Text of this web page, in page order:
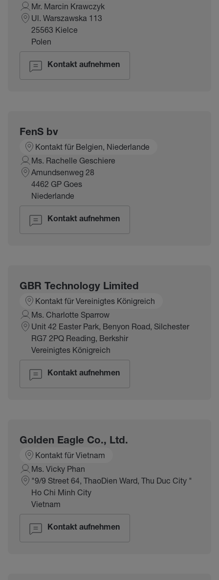
Mr. Marcin Krawczyk
Ul. Warszawska 113
25563 Kielce
Polen
Kontakt aufnehmen
FenS bv
Kontakt für Belgien, Niederlande
Ms. Rachelle Geschiere
Amundsenweg 28
4462 GP Goes
Niederlande
Kontakt aufnehmen
GBR Technology Limited
Kontakt für Vereinigtes Königreich
Ms. Charlotte Sparrow
Unit 42 Easter Park, Benyon Road, Silchester
RG7 2PQ Reading, Berkshir
Vereinigtes Königreich
Kontakt aufnehmen
Golden Eagle Co., Ltd.
Kontakt für Vietnam
Ms. Vicky Phan
"9/9 Street 64, ThaoDien Ward, Thu Duc City "
Ho Chi Minh City
Vietnam
Kontakt aufnehmen